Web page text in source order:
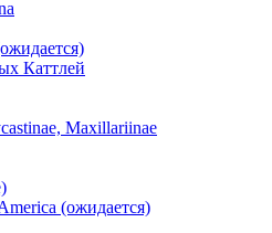
Каттлей
Maxillariinae
(ожидается)